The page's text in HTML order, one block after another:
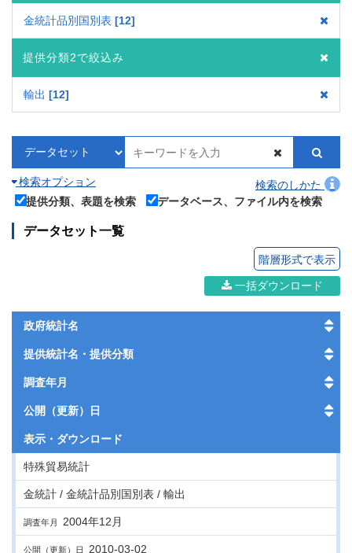
金統計品別国別表 12
提供分類2で絞込み
輸出 12
検索オプション
検索のしかた
提供分類、表題を検索
データベース、ファイル内を検索
データセット一覧
階層形式で表示
一括ダウンロード
政府統計名
提供統計名・提供分類
調査年月
公開（更新）日
表示・ ダウンロード
特殊貿易統計
金統計 / 金統計品別国別表 / 輸出
調査年月 2004年12月
公開（更新）日 2010-03-02